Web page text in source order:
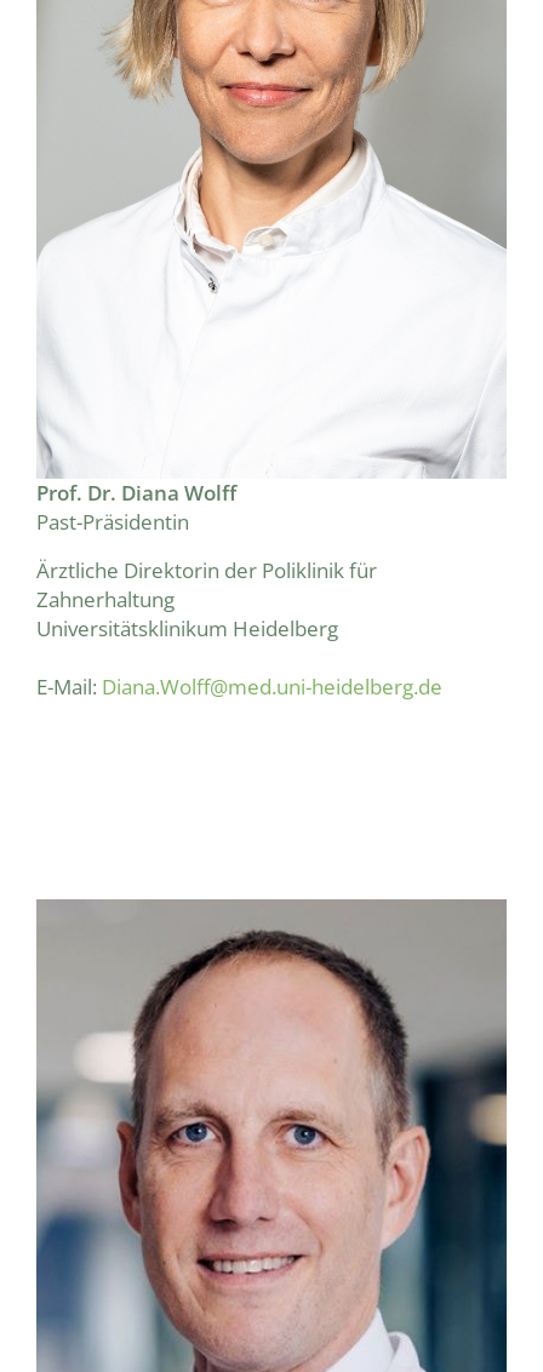
Prof. Dr. Diana Wolff
Past-Präsidentin
Ärztliche Direktorin der Poliklinik für
Zahnerhaltung
Universitätsklinikum Heidelberg
E-Mail: Diana.Wolff@med.uni-heidelberg.de